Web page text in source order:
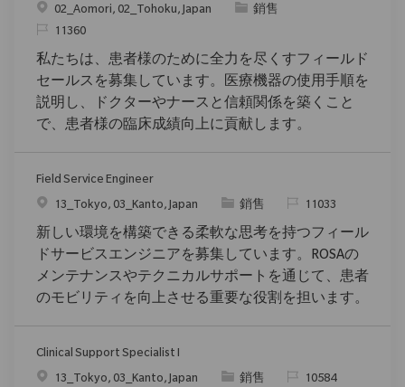
位置02_Aomori, 02_Tohoku, Japan 类别銷售
请求标识
11360
私たちは、患者様のために全力を尽くすフィールド
セールスを募集しています。医療機器の使用手順を
説明し、ドクターやナースと信頼関係を築くこと
で、患者様の臨床成績向上に貢献します。
Field Service Engineer
位置13_Tokyo, 03_Kanto, Japan 类别銷售 请求标识
11033
新しい環境を構築できる柔軟な思考を持つフィール
ドサービスエンジニアを募集しています。ROSAの
メンテナンスやテクニカルサポートを通じて、患者
のモビリティを向上させる重要な役割を担います。
Clinical Support Specialist I
位置13_Tokyo, 03_Kanto, Japan 类别銷售 请求标识
10584